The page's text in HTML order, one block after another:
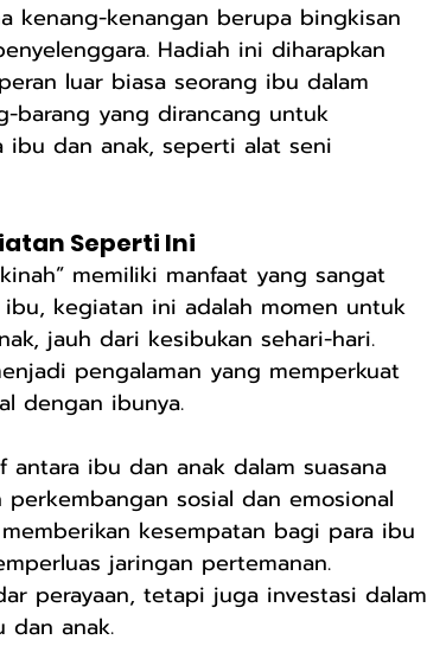
kenang-kenangan berupa bingkisan
Hadiah ini diharapkan
luar biasa seorang ibu dalam
barang yang dirancang untuk
ibu dan anak, seperti alat seni
Seperti Ini
memiliki manfaat yang sangat
kegiatan ini adalah momen untuk
jauh dari kesibukan sehari-hari.
pengalaman yang memperkuat
dengan ibunya.
ibu dan anak dalam suasana
sosial dan emosional
kesempatan bagi para ibu
jaringan pertemanan.
perayaan, tetapi juga investasi dalam
dan anak.